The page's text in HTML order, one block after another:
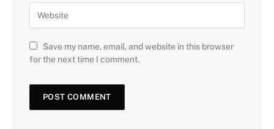
Save my name, email, and website in this browser
for the next time I comment.